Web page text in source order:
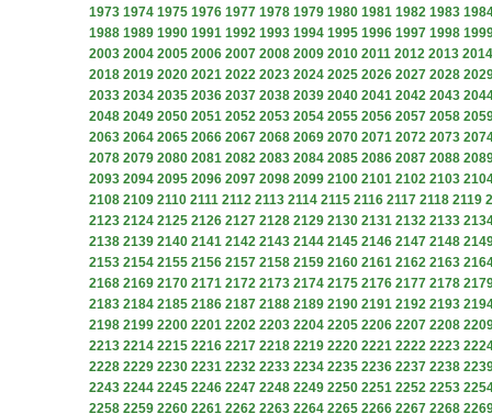
1973 1974 1975 1976 1977 1978 1979 1980 1981 1982 1983
1988 1989 1990 1991 1992 1993 1994 1995 1996 1997 1998
2003 2004 2005 2006 2007 2008 2009 2010 2011 2012 2013 2014
2018 2019 2020 2021 2022 2023 2024 2025 2026 2027 2028
2033 2034 2035 2036 2037 2038 2039 2040 2041 2042 2043
2048 2049 2050 2051 2052 2053 2054 2055 2056 2057 2058
2063 2064 2065 2066 2067 2068 2069 2070 2071 2072 2073
2078 2079 2080 2081 2082 2083 2084 2085 2086 2087 2088
2093 2094 2095 2096 2097 2098 2099 2100 2101 2102 2103
2108 2109 2110 2111 2112 2113 2114 2115 2116 2117 2118 2119
2123 2124 2125 2126 2127 2128 2129 2130 2131 2132 2133
2138 2139 2140 2141 2142 2143 2144 2145 2146 2147 2148
2153 2154 2155 2156 2157 2158 2159 2160 2161 2162 2163
2168 2169 2170 2171 2172 2173 2174 2175 2176 2177 2178
2183 2184 2185 2186 2187 2188 2189 2190 2191 2192 2193
2198 2199 2200 2201 2202 2203 2204 2205 2206 2207 2208
2213 2214 2215 2216 2217 2218 2219 2220 2221 2222 2223
2228 2229 2230 2231 2232 2233 2234 2235 2236 2237 2238
2243 2244 2245 2246 2247 2248 2249 2250 2251 2252 2253
2258 2259 2260 2261 2262 2263 2264 2265 2266 2267 2268